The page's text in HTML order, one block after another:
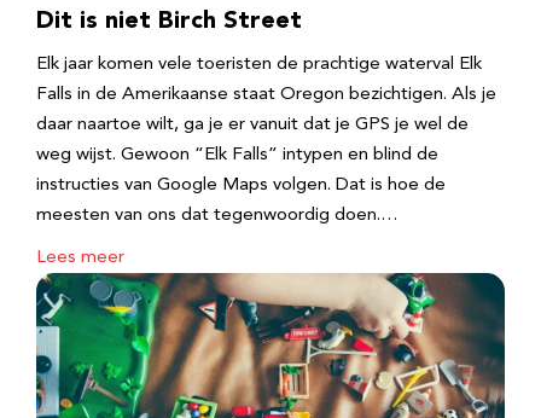
Dit is niet Birch Street
Elk jaar komen vele toeristen de prachtige waterval Elk
Falls in de Amerikaanse staat Oregon bezichtigen. Als je
daar naartoe wilt, ga je er vanuit dat je GPS je wel de
weg wijst. Gewoon “Elk Falls” intypen en blind de
instructies van Google Maps volgen. Dat is hoe de
meesten van ons dat tegenwoordig doen.…
Lees meer